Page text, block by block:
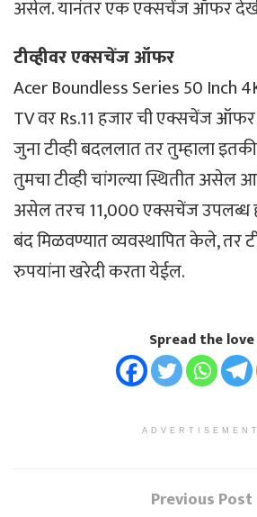
असेल. यानंतर एक एक्सचेंज ऑफर
टीव्हीवर एक्सचेंज ऑफर
Acer Boundless Series 50 Inch
TV वर Rs.11 हजार ची एक्सचेंज
जुना टीव्ही बदललात तर तुम्हाला
तुमचा टीव्ही चांगल्या स्थितीत असेल
असेल तरच 11,000 एक्सचेंज उपलब्ध
बंद मिळवण्यात व्यवस्थापित केले, तर
रुपयांना खरेदी करता येईल.
Spread the love
ADVERTISEMENT
Previous Post